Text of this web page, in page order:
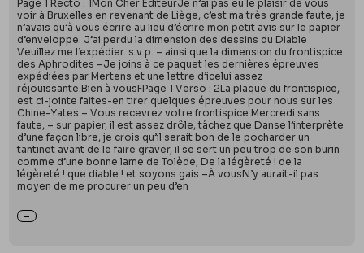
Page 1 Recto : 1Mon Cher ÉditeurJe n’ai pas eu le plaisir de vous
voir à Bruxelles en revenant de Liège, c’est ma très grande faute, je
n’avais qu’à vous écrire au lieu d’écrire mon petit avis sur le papier
d’enveloppe. J’ai perdu la dimension des dessins du Diable
Veuillez me l’expédier. s.v.p. – ainsi que la dimension du frontispice
des Aphrodites –Je joins à ce paquet les dernières épreuves
expédiées par Mertens et une lettre d’icelui assez
réjouissante.Bien à vousFPage 1 Verso : 2La plaque du frontispice,
est ci-jointe faites-en tirer quelques épreuves pour nous sur les
Chine-Yates – Vous recevrez votre frontispice Mercredi sans
faute, – sur papier, il est assez drôle, tâchez que Danse l’interprète
d’une façon libre, je crois qu’il serait bon de le pocharder un
tantinet avant de le faire graver, il se sert un peu trop de son burin
comme d’une bonne lame de Tolède, De la légèreté ! de la
légèreté ! que diable ! et soyons gais –À vousN’y aurait-il pas
moyen de me procurer un peu d’en